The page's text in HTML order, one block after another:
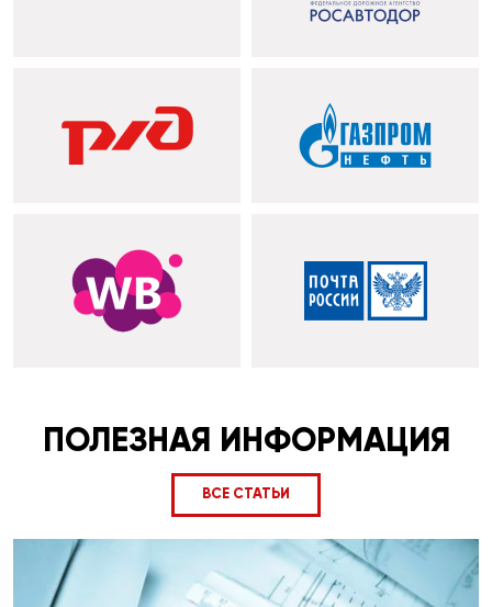
ПОЛЕЗНАЯ ИНФОРМАЦИЯ
ВСЕ СТАТЬИ